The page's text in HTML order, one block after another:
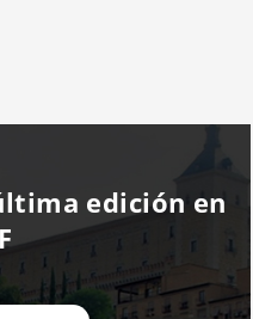
edición en